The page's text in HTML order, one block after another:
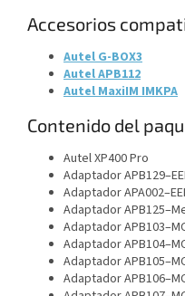
Accesorios
Autel G-BOX3
Autel APB112
Autel MaxiIM IMKPA
Contenido del
Autel XP400 Pro
Adaptador
Adaptador
Adaptador APB125–
Adaptador
Adaptador
Adaptador
Adaptador